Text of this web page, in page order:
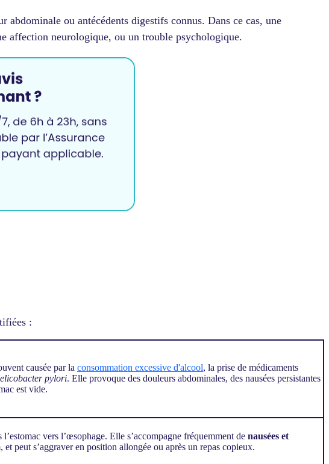
abdominale ou antécédents digestifs connus. Dans ce cas, une
affection neurologique, ou un trouble psychologique.
:
causée par la consommation excessive d'alcool, la prise de médicaments
pylori. Elle provoque des douleurs abdominales, des nausées persistantes
est vide.
vers l’œsophage. Elle s’accompagne fréquemment de nausées et
peut s’aggraver en position allongée ou après un repas copieux.